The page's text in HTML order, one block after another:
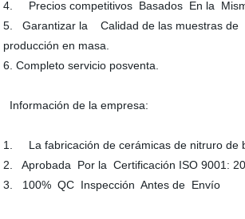
4. Precios competitivos Basados En la
5. Garantizar la Calidad de las muestras
producción en masa.
6. Completo servicio posventa.
Información de la empresa:
1. La fabricación de cerámicas de nitruro de
2. Aprobada Por la Certificación ISO 9001:
3. 100% QC Inspección Antes de Envío